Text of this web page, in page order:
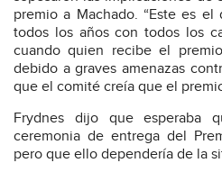
premio a Machado. “Este es
todos los años con todos los
cuando quien recibe el
debido a graves amenazas
que el comité creía que el
Frydnes dijo que esperaba
ceremonia de entrega del
pero que ello dependería de la